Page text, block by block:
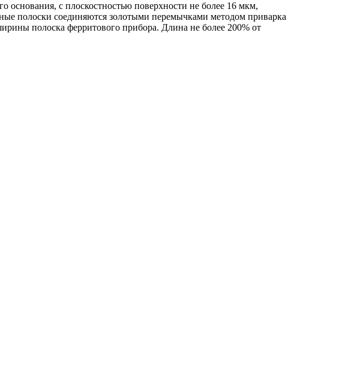
основания, с плоскостностью поверхности не более 16 мкм,
полоски соединяются золотыми перемычками методом приварка
полоска ферритового прибора. Длина не более 200% от